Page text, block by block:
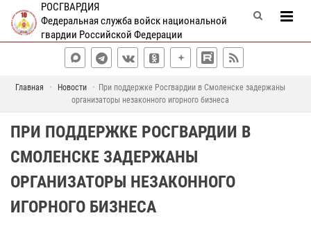
РОСГВАРДИЯ
Федеральная служба войск национальной
гвардии Российской Федерации
Главная Новости
При поддержке Росгвардии в Смоленске задержаны
организаторы незаконного игорного бизнеса
ПРИ ПОДДЕРЖКЕ РОСГВАРДИИ В
СМОЛЕНСКЕ ЗАДЕРЖАНЫ
ОРГАНИЗАТОРЫ НЕЗАКОННОГО
ИГОРНОГО БИЗНЕСА